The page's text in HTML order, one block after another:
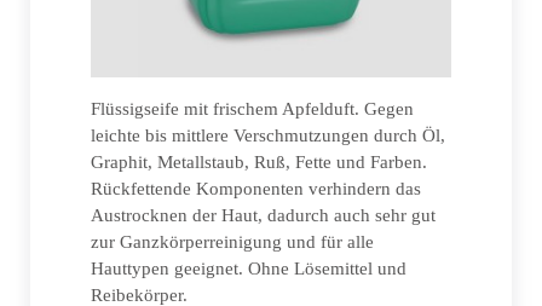
Flüssigseife mit frischem Apfelduft. Gegen
leichte bis mittlere Verschmutzungen durch Öl,
Graphit, Metallstaub, Ruß, Fette und Farben.
Rückfettende Komponenten verhindern das
Austrocknen der Haut, dadurch auch sehr gut
zur Ganzkörperreinigung und für alle
Hauttypen geeignet. Ohne Lösemittel und
Reibekörper.